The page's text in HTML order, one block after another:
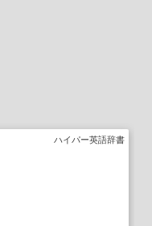
ハイパー英語辞書